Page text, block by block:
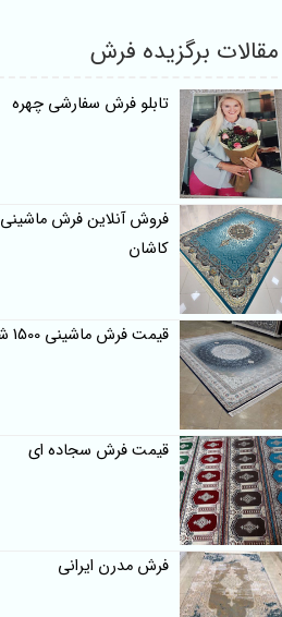
مقالات برگزیده فرش
تابلو فرش سفارشی چهره
فروش آنلاین فرش ماشینی
کاشان
قیمت فرش ماشینی 1500 شانه
قیمت فرش سجاده ای
فرش مدرن ایرانی